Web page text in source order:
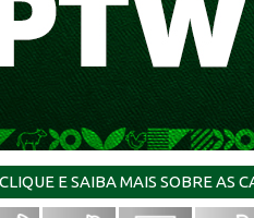
CLIQUE E SAIBA MAIS SOBRE AS